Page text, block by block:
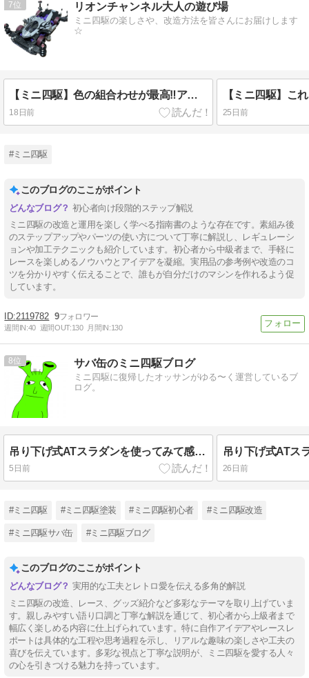
7 リオンチャンネル大人の遊び場
ミニ四駆の楽しさや、改造方法を皆さんにお届けします
☆
【ミニ四駆】色の組合わせが最高‼️アイアンビーク JC2026のご紹介☆
18日前 25日前
#ミニ四駆
このブログのここがポイント
初心者向け段階的ステップ解説
ミニ四駆の改造と運用を楽しく学べる指南書のような存在です。素組み後
のステップアップやパーツの使い方について丁寧に解説し、レギュレーシ
ョンや加工テクニックも紹介しています。初心者から中級者まで、手軽に
レースを楽しめるノウハウとアイデアを凝縮。実用品の参考例や改造のコ
ツを分かりやすく伝えることで、誰もが自分だけのマシンを作れるよう促
しています。
2119782 9
週間IN:40 週間OUT:130 月間IN:130
8 サバ缶のミニ四駆ブログ
ミニ四駆に復帰したオッサンがゆる〜く運営しているブ
ログ。
吊り下げ式ATスラダンを使ってみて感じたこと。
5日前
吊り下げ式ATス
26日前
#ミニ四駆 #ミニ四駆塗装 #ミニ四駆初心者 #ミニ四駆改造
#ミニ四駆サバ缶 #ミニ四駆ブログ
このブログのここがポイント
実用的な工夫とレトロ愛を伝える多角的解説
ミニ四駆の改造、レース、グッズ紹介など多彩なテーマを取り上げていま
す。親しみやすい語り口調と丁寧な解説を通じて、初心者から上級者まで
幅広く楽しめる内容に仕上げられています。特に自作アイデアやレースレ
ポートは具体的な工程や思考過程を示し、リアルな趣味の楽しさや工夫の
喜びを伝えています。多彩な視点と丁寧な説明が、ミニ四駆を愛する人々
の心を引きつける魅力を持っています。